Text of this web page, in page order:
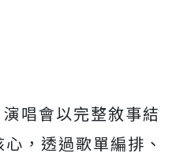
唱會以完整敘事結
， 透過歌單編排、